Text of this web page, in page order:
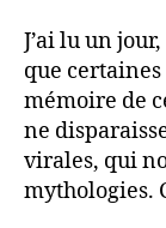
J’ai lu un
que
mémoire de
ne
virales, qui
mythologies.